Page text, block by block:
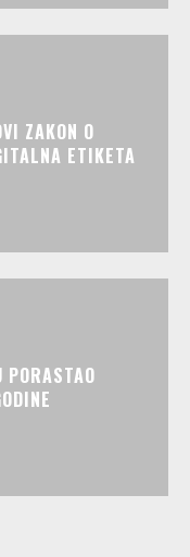
ZAKON O
ETIKETA
PORASTAO